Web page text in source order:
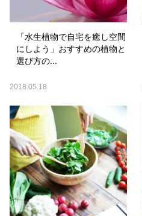
「水生植物で自宅を癒し空間
にしよう」おすすめの植物と
選び方の...
2018.05.18